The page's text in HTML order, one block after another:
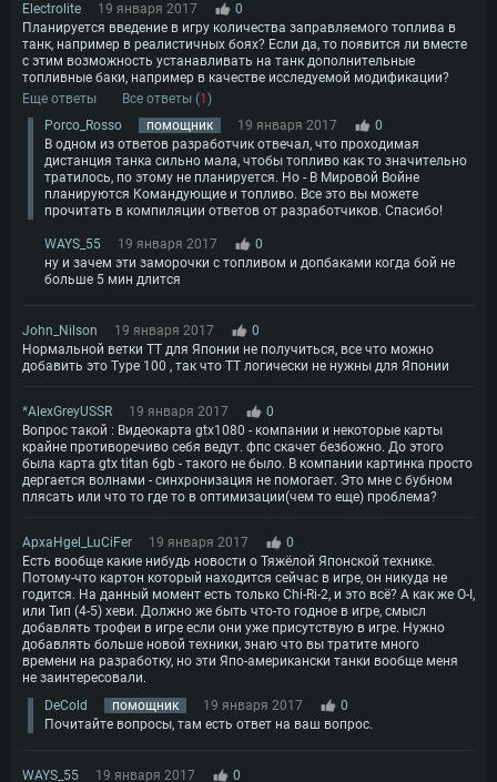
Electrolite 19 января 2017
0
Планируется введение в игру количества заправляемого топлива в
танк, например в реалистичных боях? Если да, то появится ли вместе
с этим возможность устанавливать на танк дополнительные
топливные баки, например в качестве исследуемой модификации?
Еще ответы
Все ответы (1 )
Porco_Rosso
помощник 19 января 2017
0
В одном из ответов разработчик отвечал, что проходимая
дистанция танка сильно мала, чтобы топливо как то значительно
тратилось, по этому не планируется. Но - В Мировой Войне
планируются Командующие и топливо. Все это вы можете
прочитать в компиляции ответов от разработчиков. Спасибо!
WAYS_55 19 января 2017
0
ну и зачем эти заморочки с топливом и допбаками когда бой не
больше 5 мин длится
John_Nilson 19 января 2017
0
Нормальной ветки ТТ для Японии не получиться, все что можно
добавить это Type 100 , так что ТТ логически не нужны для Японии
*AlexGreyUSSR 19 января 2017
0
Вопрос такой : Видеокарта gtx1080 - компании и некоторые карты
крайне противоречиво себя ведут. фпс скачет безбожно. До этого
была карта gtx titan 6gb - такого не было. В компании картинка просто
дергается волнами - синхронизация не помогает. Это мне с бубном
плясать или что то где то в оптимизации(чем то еще) проблема?
ApxaHgel_LuCiFer 19 января 2017
0
Есть вообще какие нибудь новости о Тяжёлой Японской технике.
Потому-что картон который находится сейчас в игре, он никуда не
годится. На данный момент есть только Chi-Ri-2, и это всё? А как же O-I,
или Тип (4-5) хеви. Должно же быть что-то годное в игре, смысл
добавлять трофеи в игре если они уже присутствую в игре. Нужно
добавлять больше новой техники, знаю что вы тратите много
времени на разработку, но эти Япо-американски танки вообще меня
не заинтересовали.
DeCold
помощник 19 января 2017
0
Почитайте вопросы, там есть ответ на ваш вопрос.
WAYS_55 19 января 2017
0